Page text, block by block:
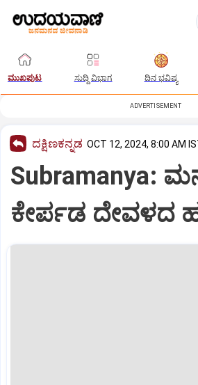
ಮುಖಪುಟ ಸುದ್ದಿ ವಿಭಾಗ ದಿನ ಭವಿಷ್ಯ
ADVERTISEMENT
ದಕ್ಷಿಣಕನ್ನಡ OCT 12, 2024, 8:00 AM
Subramanya:
ಕೇರ್ಪಡ ದೇವಳದ